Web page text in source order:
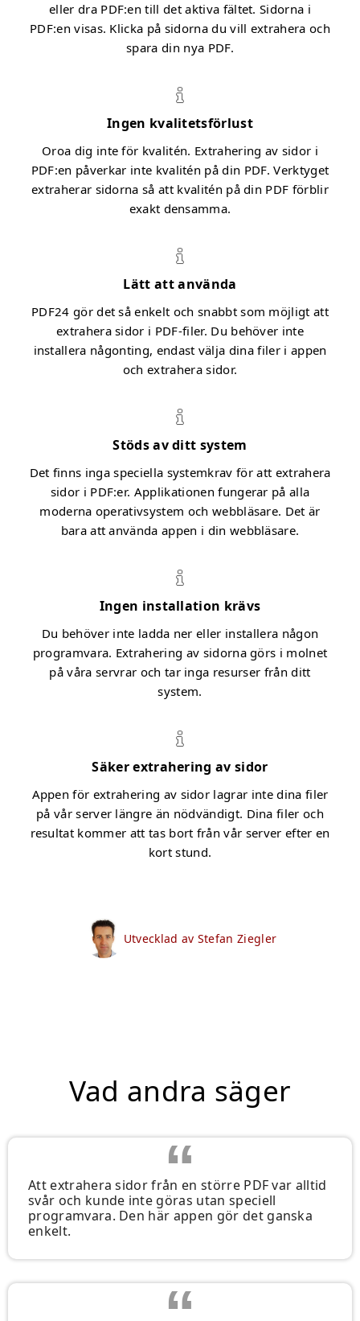
eller dra PDF:en till det aktiva fältet. Sidorna i
PDF:en visas. Klicka på sidorna du vill extrahera och
spara din nya PDF.
Ingen kvalitetsförlust
Oroa dig inte för kvalitén. Extrahering av sidor i
PDF:en påverkar inte kvalitén på din PDF. Verktyget
extraherar sidorna så att kvalitén på din PDF förblir
exakt densamma.
Lätt att använda
PDF24 gör det så enkelt och snabbt som möjligt att
extrahera sidor i PDF-filer. Du behöver inte
installera någonting, endast välja dina filer i appen
och extrahera sidor.
Stöds av ditt system
Det finns inga speciella systemkrav för att extrahera
sidor i PDF:er. Applikationen fungerar på alla
moderna operativsystem och webbläsare. Det är
bara att använda appen i din webbläsare.
Ingen installation krävs
Du behöver inte ladda ner eller installera någon
programvara. Extrahering av sidorna görs i molnet
på våra servrar och tar inga resurser från ditt
system.
Säker extrahering av sidor
Appen för extrahering av sidor lagrar inte dina filer
på vår server längre än nödvändigt. Dina filer och
resultat kommer att tas bort från vår server efter en
kort stund.
Utvecklad av Stefan Ziegler
Vad andra säger
Att extrahera sidor från en större PDF var alltid
svår och kunde inte göras utan speciell
programvara. Den här appen gör det ganska
enkelt.